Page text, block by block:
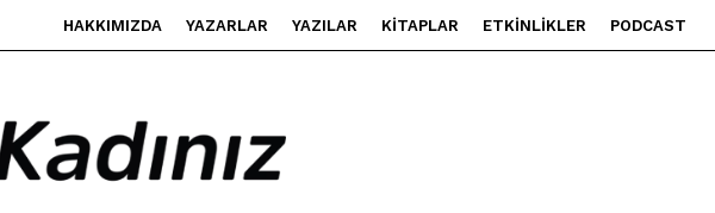
HAKKIMIZDA YAZARLAR YAZILAR KITAPLAR ETKINLIKLER PODCAST